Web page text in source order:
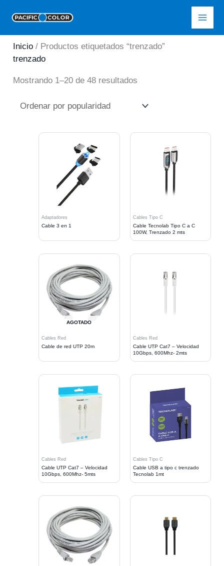
contenido
Inicio / Productos etiquetados “trenzado”
trenzado
Mostrando 1–20 de 48 resultados
popularidad
Adaptadores
Cable 3 en 1
Cables Tipo C
Cable Tecnolab Tipo C a C
100W, Trenzado 2 mts
AGOTADO
Cables Red
Cable de red UTP 20m
Cables Red
Cable UTP Cat7 – Velocidad
10Gbps, 600Mhz- 2mts
Cables Red
Cable UTP Cat7 – Velocidad
10Gbps, 600Mhz- 5mts
Cables Tipo C
Cable USB a tipo c trenzado
Tecnolab 1mt